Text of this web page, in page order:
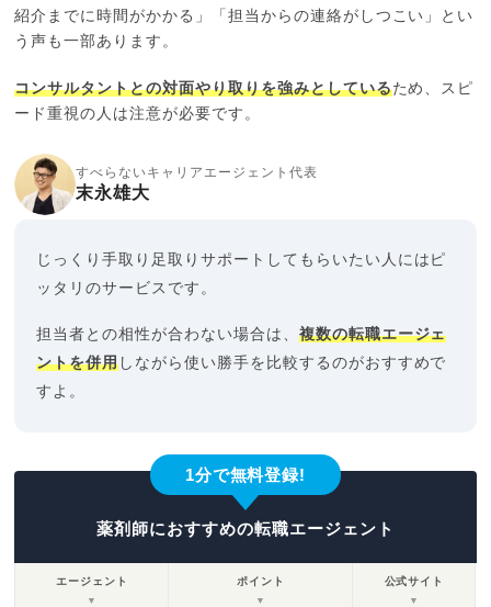
紹介までに時間がかかる」「担当からの連絡がしつこい」とい
う声も一部あります。
コンサルタントとの対面やり取りを強みとしているため、スピ
ード重視の人は注意が必要です。
すべらないキャリアエージェント代表
末永雄大
じっくり手取り足取りサポートしてもらいたい人にはピ
ッタリのサービスです。
担当者との相性が合わない場合は、 複数の転職エージェ
ントを併用 しながら使い勝手を比較するのがおすすめで
すよ。
1分で無料登録!
薬剤師におすすめの転職エージェント
エージェント
▼
ポイント
▼
公式サイト
▼